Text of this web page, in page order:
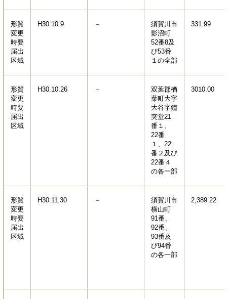
形質
変更
時要
届出
区域
H30.10.9 －
須賀川市
影沼町
52番8及
び53番
１の全部
331.99
形質
変更
時要
届出
区域
H30.10.26 －
双葉郡楢
葉町大字
大谷字鐘
突堂21
番１、
22番
１、22
番２及び
22番４
の各一部
3010.00
形質
変更
時要
届出
区域
H30.11.30 －
須賀川市
横山町
91番、
92番、
93番及
び94番
の各一部
2,389.22